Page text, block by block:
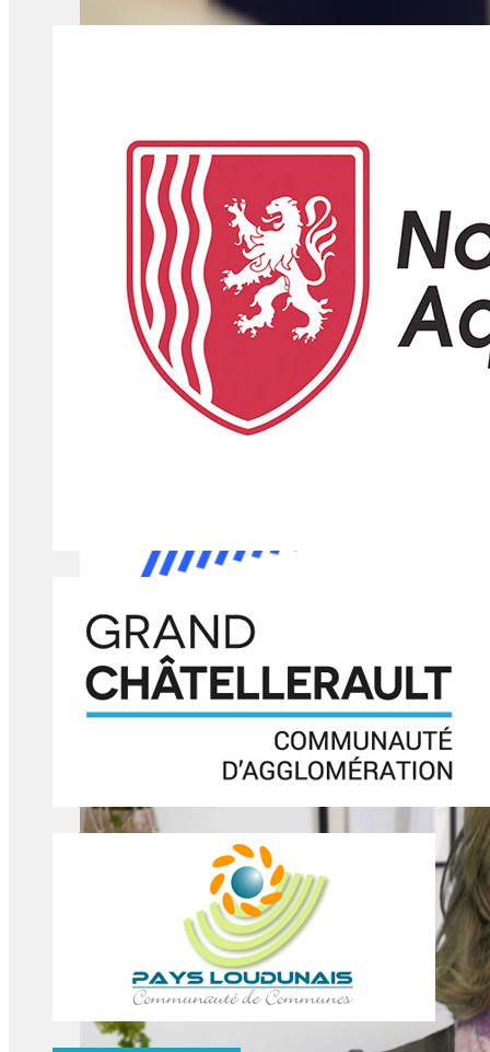
Et toi, tu te lances quand dans le CEJ ?